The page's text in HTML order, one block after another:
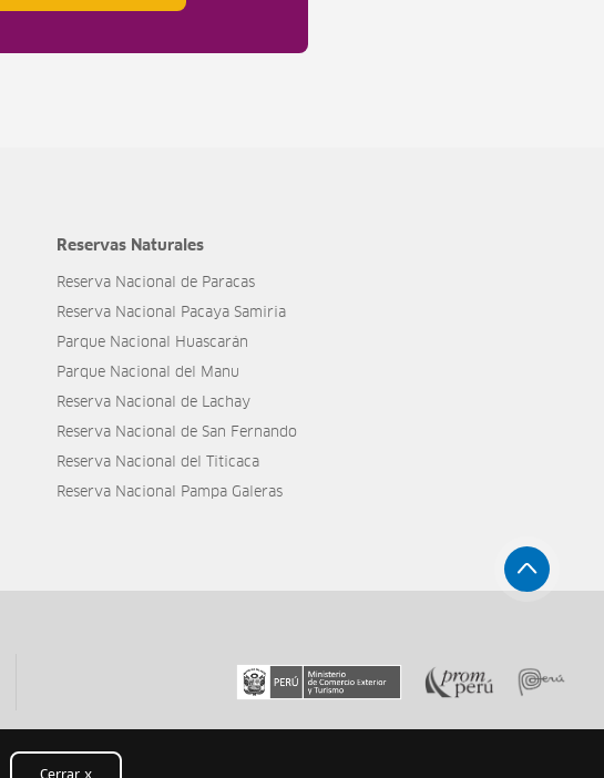
Reservas Naturales
Reserva Nacional de Paracas
Reserva Nacional Pacaya Samiria
Parque Nacional Huascarán
Parque Nacional del Manu
Reserva Nacional de Lachay
Reserva Nacional de San Fernando
Reserva Nacional del Titicaca
Reserva Nacional Pampa Galeras